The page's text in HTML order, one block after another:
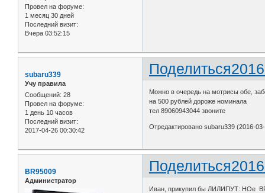
Провел на форуме:
1 месяц 30 дней
Последний визит:
Вчера 03:52:15
Поделиться
subaru339
Учу правила
Сообщений: 28
Провел на форуме:
1 день 10 часов
Последний визит:
2017-04-26 00:30:42
Можно в очередь на мотрисы обе,
на 500 рублей дороже номинала
тел 89060943044 звоните
Отредактировано subaru339 (2016-
Поделиться
BR95009
Администратор
Иван, прикупил бы ЛИЛИПУТ: НОе